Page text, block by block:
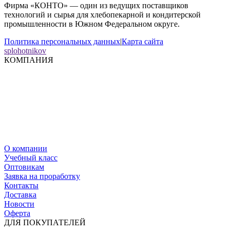
Фирма «КОНТО» — один из ведущих поставщиков
технологий и сырья для хлебопекарной и кондитерской
промышленности в Южном Федеральном округе.
Политика персональных данных|Карта сайта
splohotnikov
КОМПАНИЯ
О компании
Учебный класс
Оптовикам
Заявка на проработку
Контакты
Доставка
Новости
Оферта
ДЛЯ ПОКУПАТЕЛЕЙ